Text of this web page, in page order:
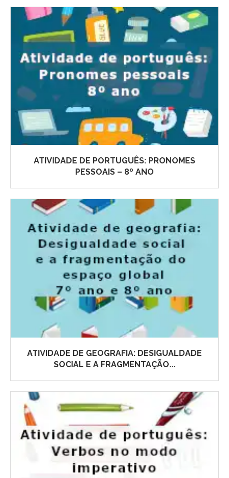
ATIVIDADE DE PORTUGUÊS: PRONOMES
PESSOAIS – 8º ANO
ATIVIDADE DE GEOGRAFIA: DESIGUALDADE
SOCIAL E A FRAGMENTAÇÃO...